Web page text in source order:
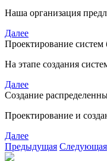
Наша организация
Далее
Проектирование систем
На этапе создания
Далее
Создание
Проектирование и
Далее
Предыдущая Следующая